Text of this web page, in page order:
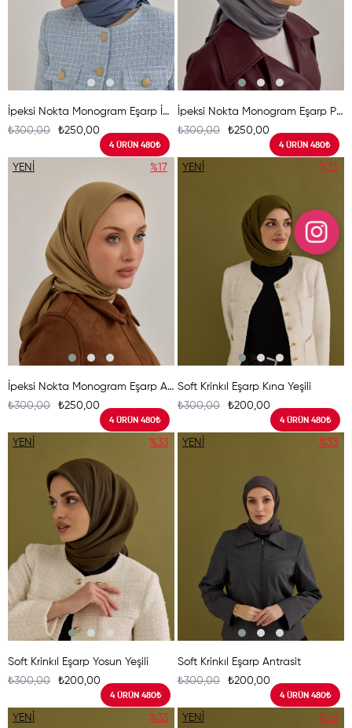
İpeksi Nokta Monogram Eşarp İndigo
₺250,00
₺300,00
4 ÜRÜN 480₺
İpeksi Nokta Monogram Eşarp Puslu Gri
₺250,00
₺300,00
4 ÜRÜN 480₺
İpeksi Nokta Monogram Eşarp Açık Kil
₺250,00
₺300,00
4 ÜRÜN 480₺
%17
YENI
Soft Krinkıl Eşarp Kına Yeşili
₺200,00
₺300,00
4 ÜRÜN 480₺
%33
YENI
Soft Krinkıl Eşarp Yosun Yeşili
₺200,00
₺300,00
4 ÜRÜN 480₺
%33
YENI
Soft Krinkıl Eşarp Antrasit
₺200,00
₺300,00
4 ÜRÜN 480₺
%33
YENI
%33
YENI
%33
YENI